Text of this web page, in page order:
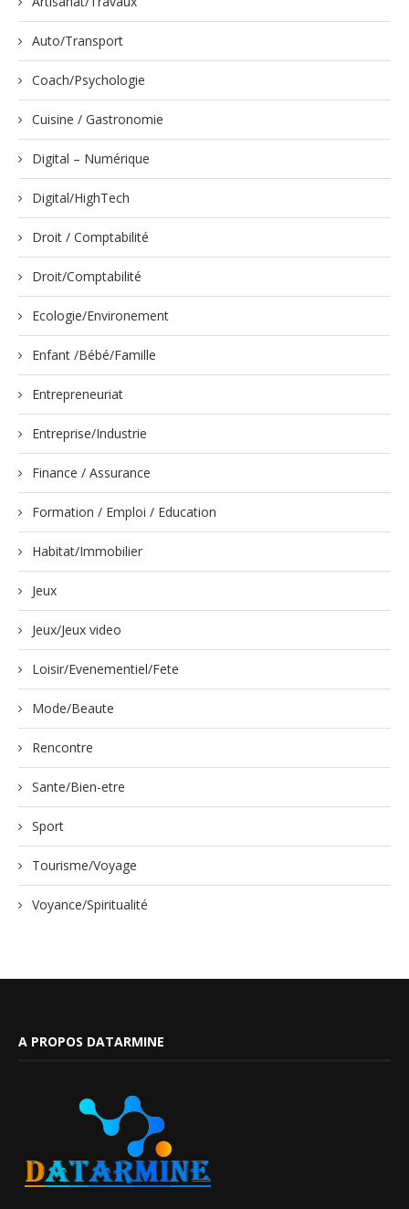
Auto/Transport
Coach/Psychologie
Cuisine / Gastronomie
Digital – Numérique
Digital/HighTech
Droit / Comptabilité
Droit/Comptabilité
Ecologie/Environement
Enfant /Bébé/Famille
Entrepreneuriat
Entreprise/Industrie
Finance / Assurance
Formation / Emploi / Education
Habitat/Immobilier
Jeux
Jeux/Jeux video
Loisir/Evenementiel/Fete
Mode/Beaute
Rencontre
Sante/Bien-etre
Sport
Tourisme/Voyage
Voyance/Spiritualité
A PROPOS DATARMINE